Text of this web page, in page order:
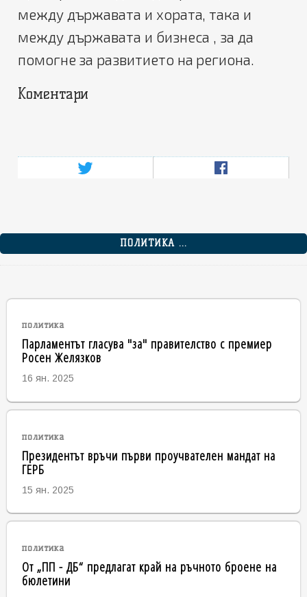
между държавата и хората, така и
между държавата и бизнеса , за да
помогне за развитието на региона.
Коментари
ПОЛИТИКА ...
политика
Парламентът гласува "за" правителство с премиер
Росен Желязков
16 ян. 2025
политика
Президентът връчи първи проучвателен мандат на
ГЕРБ
15 ян. 2025
политика
От „ПП - ДБ“ предлагат край на ръчното броене на
бюлетини